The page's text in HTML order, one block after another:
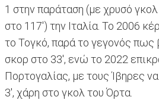
1 στην παράταση (με χρυσό
στο 117') την Ιταλία. Το 2006
το Τογκό, παρά το γεγονός πως
σκορ στο 33', ενώ το 2022
Πορτογαλίας, με τους Ίβηρες
3', χάρη στο γκολ του Όρτα.